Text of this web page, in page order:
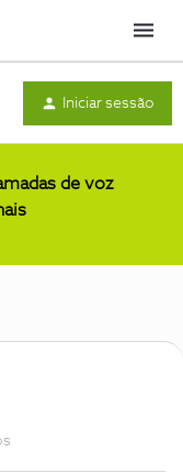
Menu
Iniciar sessão
de voz